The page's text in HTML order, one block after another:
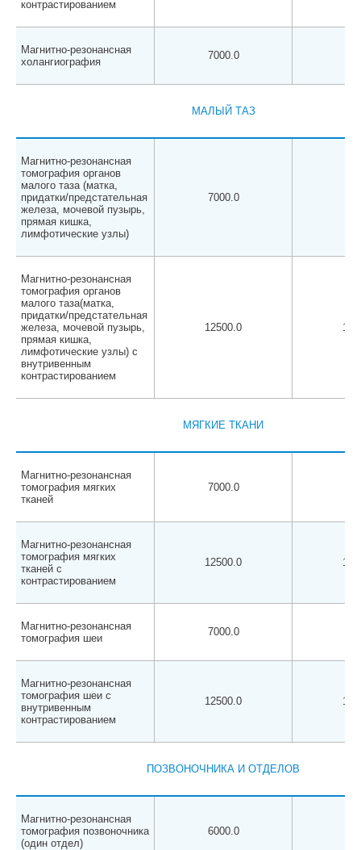
контрастированием
Магнитно-резонансная
холангиография
7000.0
МАЛЫЙ ТАЗ
Магнитно-резонансная
томография органов
малого таза (матка,
придатки/предстательная
железа, мочевой пузырь,
прямая кишка,
лимфотические узлы)
7000.0
Магнитно-резонансная
томография органов
малого таза(матка,
придатки/предстательная
железа, мочевой пузырь,
прямая кишка,
лимфотические узлы) с
внутривенным
контрастированием
12500.0
МЯГКИЕ ТКАНИ
Магнитно-резонансная
томография мягких
тканей
7000.0
Магнитно-резонансная
томография мягких
тканей с
контрастированием
12500.0
Магнитно-резонансная
томография шеи
7000.0
Магнитно-резонансная
томография шеи с
внутривенным
контрастированием
12500.0
ПОЗВОНОЧНИКА И ОТДЕЛОВ
Магнитно-резонансная
томография позвоночника
(один отдел)
6000.0